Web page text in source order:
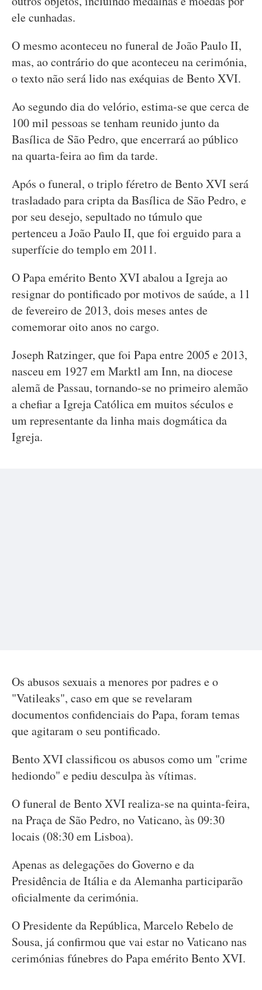
ele cunhadas.
O mesmo aconteceu no funeral de João Paulo II,
mas, ao contrário do que aconteceu na cerimónia,
o texto não será lido nas exéquias de Bento XVI.
Ao segundo dia do velório, estima-se que cerca de
100 mil pessoas se tenham reunido junto da
Basílica de São Pedro, que encerrará ao público
na quarta-feira ao fim da tarde.
Após o funeral, o triplo féretro de Bento XVI será
trasladado para cripta da Basílica de São Pedro, e
por seu desejo, sepultado no túmulo que
pertenceu a João Paulo II, que foi erguido para a
superfície do templo em 2011.
O Papa emérito Bento XVI abalou a Igreja ao
resignar do pontificado por motivos de saúde, a 11
de fevereiro de 2013, dois meses antes de
comemorar oito anos no cargo.
Joseph Ratzinger, que foi Papa entre 2005 e 2013,
nasceu em 1927 em Marktl am Inn, na diocese
alemã de Passau, tornando-se no primeiro alemão
a chefiar a Igreja Católica em muitos séculos e
um representante da linha mais dogmática da
Igreja.
Os abusos sexuais a menores por padres e o
"Vatileaks", caso em que se revelaram
documentos confidenciais do Papa, foram temas
que agitaram o seu pontificado.
Bento XVI classificou os abusos como um "crime
hediondo" e pediu desculpa às vítimas.
O funeral de Bento XVI realiza-se na quinta-feira,
na Praça de São Pedro, no Vaticano, às 09:30
locais (08:30 em Lisboa).
Apenas as delegações do Governo e da
Presidência de Itália e da Alemanha participarão
oficialmente da cerimónia.
O Presidente da República, Marcelo Rebelo de
Sousa, já confirmou que vai estar no Vaticano nas
cerimónias fúnebres do Papa emérito Bento XVI.